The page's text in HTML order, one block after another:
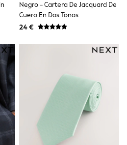
Negro - Cartera De Jacquard De
Cuero En Dos Tonos
24 €